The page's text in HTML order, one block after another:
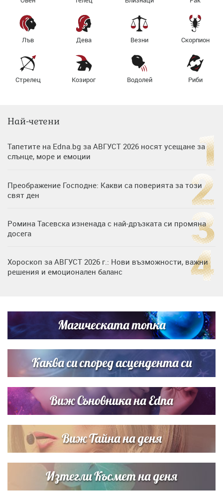
Лъв Дева Везни Скорпион
Стрелец Козирог Водолей Риби
Най-четени
Тапетите на Edna.bg за АВГУСТ 2026 носят усещане за
слънце, море и емоции
Преображение Господне: Какви са поверията за този
свят ден
Ромина Тасевска изненада с най-дръзката си промяна
досега
Хороскоп за АВГУСТ 2026 г.: Нови възможности, важни
решения и емоционален баланс
си деца на семейна морска приказка
Звездна ваканция в Майорка: Дженифър Анистън,
Кортни Кокс и Джим Къртис заедно на яхта
Магическата топка
Каква си според асцендента си
Виж Съновника на Edna
Виж Тайна на деня
Изтегли Късмет на деня